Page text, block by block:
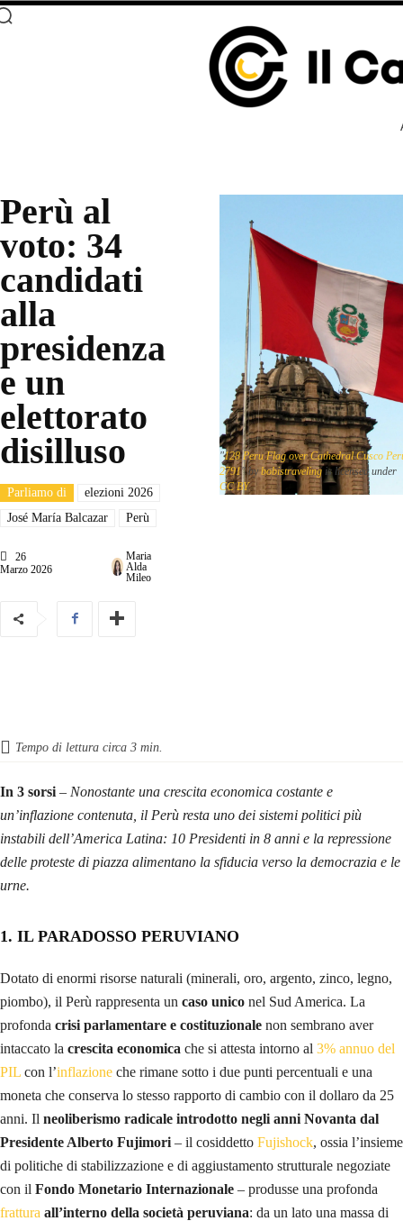
Perù al
voto: 34
candidati
alla
presidenza
e un
elettorato
disilluso
Parliamo di
elezioni 2026
José María Balcazar
Perù
26
Marzo 2026
Maria
Alda
Mileo
"128 Peru Flag over Cathedral Cusco
2791" bybobistraveling is licensed under
CC BY
Tempo di lettura circa 3 min.
In 3 sorsi – Nonostante una crescita economica costante e
un’inflazione contenuta, il Perù resta uno dei sistemi politici più
instabili dell’America Latina: 10 Presidenti in 8 anni e la repressione
delle proteste di piazza alimentano la sfiducia verso la democrazia e le
urne.
1. IL PARADOSSO PERUVIANO
Dotato di enormi risorse naturali (minerali, oro, argento, zinco, legno,
piombo), il Perù rappresenta un caso unico nel Sud America. La
profonda crisi parlamentare e costituzionale non sembrano aver
intaccato la crescita economica che si attesta intorno al 3% annuo del
PIL con l’inflazione che rimane sotto i due punti percentuali e una
moneta che conserva lo stesso rapporto di cambio con il dollaro da 25
anni. Il neoliberismo radicale introdotto negli anni Novanta dal
Presidente Alberto Fujimori – il cosiddetto Fujishock, ossia l’insieme
di politiche di stabilizzazione e di aggiustamento strutturale negoziate
con il Fondo Monetario Internazionale – produsse una profonda
frattura all’interno della società peruviana: da un lato una massa di